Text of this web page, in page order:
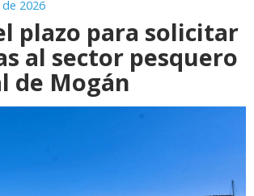
2026
plazo para solicitar
al sector pesquero
de Mogán